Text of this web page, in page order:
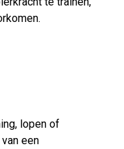
lopen of
een